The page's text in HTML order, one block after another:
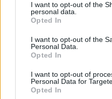
I want to opt-out of the
personal data.
Opted In
I want to opt-out of the
Personal Data.
Opted In
I want to opt-out of
Personal Data for
Opted In
Nu är det brailianska
staden Amparo som får
hinduiska symboler i sin